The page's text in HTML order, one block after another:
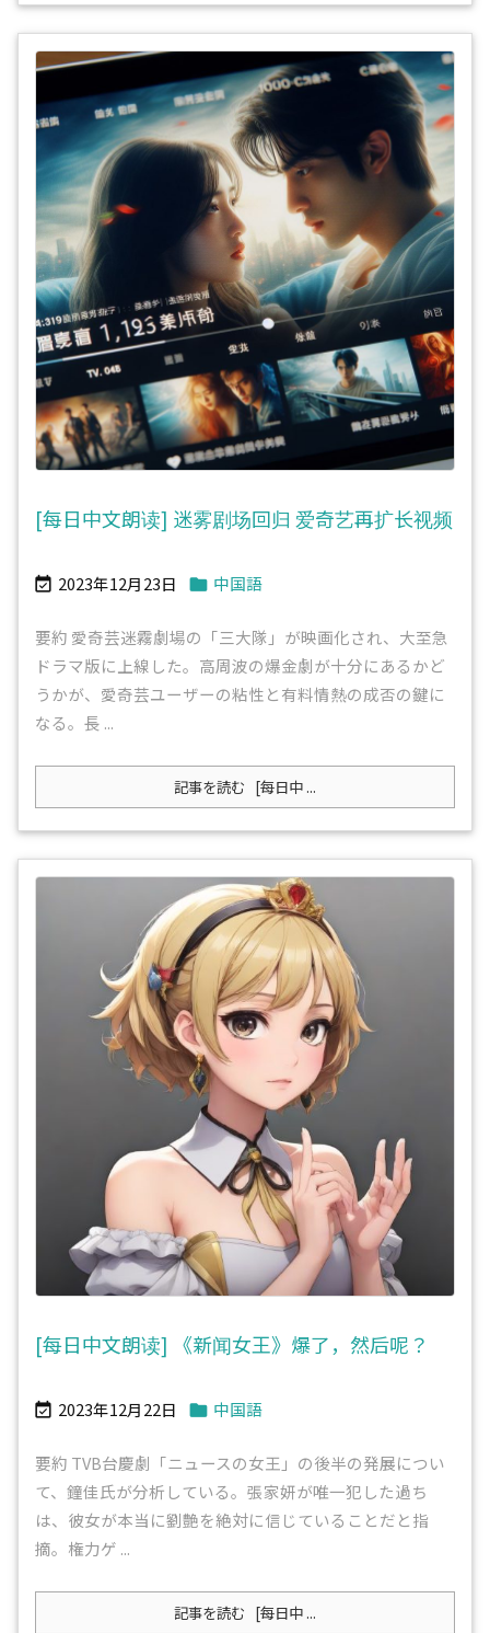
[每日中文朗读] 迷雾剧场回归 爱奇艺再扩长视频
 2023年12月23日  中国語
要約 愛奇芸迷霧劇場の「三大隊」が映画化され、大至急
ドラマ版に上線した。高周波の爆金劇が十分にあるかど
うかが、愛奇芸ユーザーの粘性と有料情熱の成否の鍵に
なる。長 ...
記事を読む [每日中 ...
[每日中文朗读] 《新闻女王》爆了，然后呢？
 2023年12月22日  中国語
要約 TVB台慶劇「ニュースの女王」の後半の発展につい
て、鐘佳氏が分析している。張家妍が唯一犯した過ち
は、彼女が本当に劉艶を絶対に信じていることだと指
摘。権力ゲ ...
記事を読む [每日中 ...